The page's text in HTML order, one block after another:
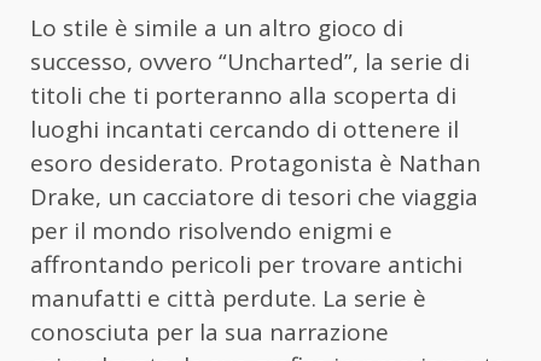
Lo stile è simile a un altro gioco di
successo, ovvero “Uncharted”, la serie di
titoli che ti porteranno alla scoperta di
luoghi incantati cercando di ottenere il
esoro desiderato. Protagonista è Nathan
Drake, un cacciatore di tesori che viaggia
per il mondo risolvendo enigmi e
affrontando pericoli per trovare antichi
manufatti e città perdute. La serie è
conosciuta per la sua narrazione